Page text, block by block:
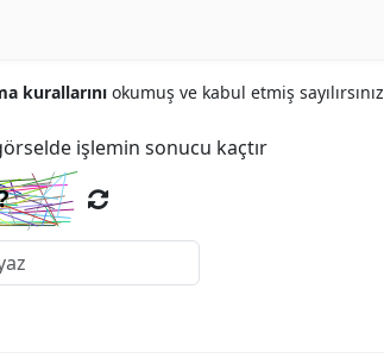
kurallarını okumuş ve kabul etmiş sayılırsınız
işlemin sonucu kaçtır